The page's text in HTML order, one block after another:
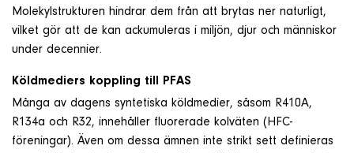
Molekylstrukturen hindrar dem från att brytas ner naturligt,
vilket gör att de kan ackumuleras i miljön, djur och människor
under decennier.
Köldmediers koppling till PFAS
Många av dagens syntetiska köldmedier, såsom R410A,
R134a och R32, innehåller fluorerade kolväten (HFC-
föreningar). Även om dessa ämnen inte strikt sett definieras